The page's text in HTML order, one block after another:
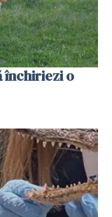
închiriezi o